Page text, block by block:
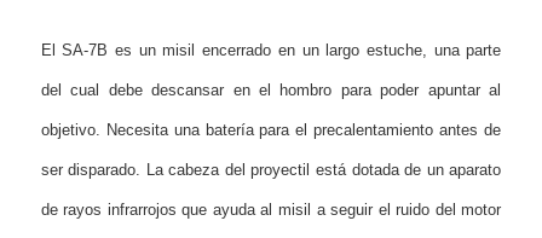
El SA-7B es un misil encerrado en un largo estuche, una parte
del cual debe descansar en el hombro para poder apuntar al
objetivo. Necesita una batería para el precalentamiento antes de
ser disparado. La cabeza del proyectil está dotada de un aparato
de rayos infrarrojos que ayuda al misil a seguir el ruido del motor